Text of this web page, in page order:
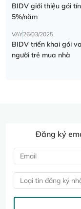
BIDV giới thiệu gói
5%/năm
VAY26/03/2025
BIDV triển khai gói
người trẻ mua nhà
Đăng ký
Loại tin đăng ký